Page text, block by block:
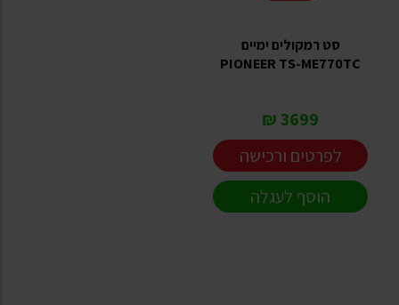
סט רמקולים ימיים
PIONEER TS-ME770TC
3699 ₪
לפרטים ורכישה
הוסף לעגלה